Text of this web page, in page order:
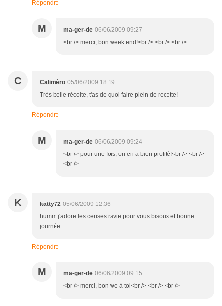
Répondre
M ma-ger-de 06/06/2009 09:27
<br /> merci, bon week end!<br /> <br /> <br />
C Caliméro 05/06/2009 18:19
Très belle récolte, t'as de quoi faire plein de recette!
Répondre
M ma-ger-de 06/06/2009 09:24
<br /> pour une fois, on en a bien profité!<br /> <br />
<br />
K katty72 05/06/2009 12:36
humm j'adore les cerises ravie pour vous bisous et bonne
journée
Répondre
M ma-ger-de 06/06/2009 09:15
<br /> merci, bon we à toi<br /> <br /> <br />